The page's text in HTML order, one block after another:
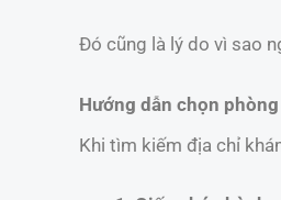
Đó cũng là lý do vì sao
Hướng dẫn chọn
Khi tìm kiếm địa chỉ